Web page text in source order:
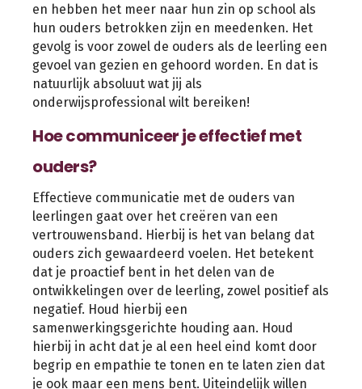
en hebben het meer naar hun zin op school als
hun ouders betrokken zijn en meedenken. Het
gevolg is voor zowel de ouders als de leerling een
gevoel van gezien en gehoord worden. En dat is
natuurlijk absoluut wat jij als
onderwijsprofessional wilt bereiken!
Hoe communiceer je effectief met
ouders?
Effectieve communicatie met de ouders van
leerlingen gaat over het creëren van een
vertrouwensband. Hierbij is het van belang dat
ouders zich gewaardeerd voelen. Het betekent
dat je proactief bent in het delen van de
ontwikkelingen over de leerling, zowel positief als
negatief. Houd hierbij een
samenwerkingsgerichte houding aan. Houd
hierbij in acht dat je al een heel eind komt door
begrip en empathie te tonen en te laten zien dat
je ook maar een mens bent. Uiteindelijk willen